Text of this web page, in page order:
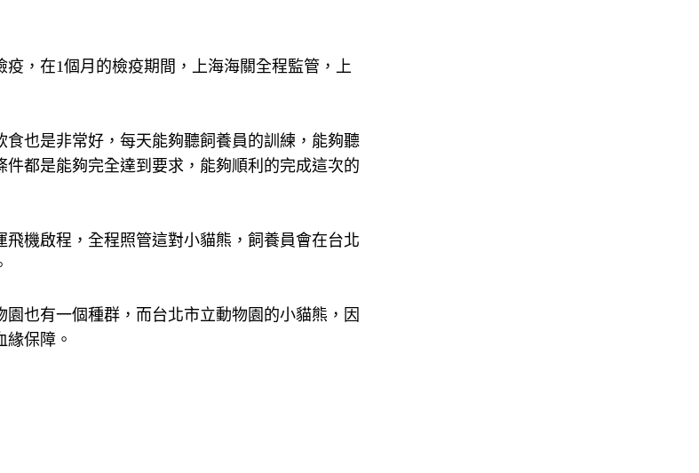
，在1個月的檢疫期間，上海海關全程監管，上
也是非常好，每天能夠聽飼養員的訓練，能夠聽
都是能夠完全達到要求，能夠順利的完成這次的
機啟程，全程照管這對小貓熊，飼養員會在台北
也有一個種群，而台北市立動物園的小貓熊，因
保障。